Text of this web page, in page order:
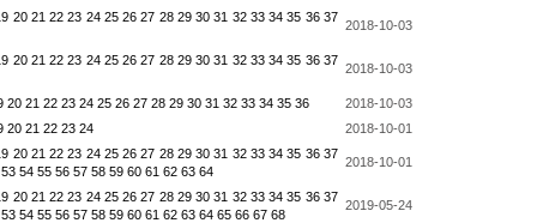
20 21 22 23 24 25 26 27 28 29 30 31 32 33 34 35 36 37
2018-10-03
20 21 22 23 24 25 26 27 28 29 30 31 32 33 34 35 36 37
2018-10-03
20 21 22 23 24 25 26 27 28 29 30 31 32 33 34 35 36
2018-10-03
20 21 22 23 24
2018-10-01
20 21 22 23 24 25 26 27 28 29 30 31 32 33 34 35 36 37
53 54 55 56 57 58 59 60 61 62 63 64
2018-10-01
20 21 22 23 24 25 26 27 28 29 30 31 32 33 34 35 36 37
53 54 55 56 57 58 59 60 61 62 63 64 65 66 67 68
2019-05-24